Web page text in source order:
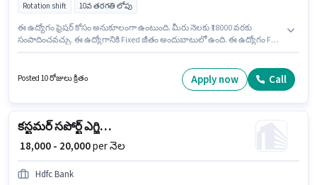
Rotation shift 10వ తరగతి లోపు
ఈ ఉద్యోగం ఫ్రెషర్ కోసం అనుకూలంగా ఉంటుంది. మీరు నెలకు ₹18000 వరకు
సంపాదించవచ్చు. ఈ ఉద్యోగానికి Fixed జీతం అందుబాటులో ఉంది. ఈ ఉద్యోగం Full
అర్హత ఉన్న అభ్యర్థులు ఈ ఉద్యోగానికి అప్లై చేసుకోవచ్చు. ఈ ఉద్యోగం
Posted 10 రోజులు క్రితం Apply now Call
కస్టమర్ సపోర్ట్ ఎగ్జిక్యూటివ్
₹ 18,000 - 20,000per నెల
Hdfc Bank